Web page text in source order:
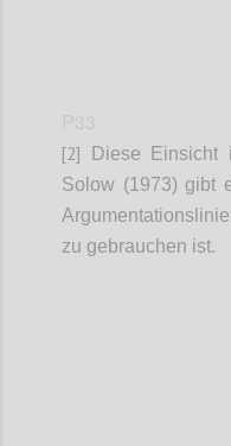
[2] Diese Einsicht
Solow (1973) gibt
zu gebrauchen ist.